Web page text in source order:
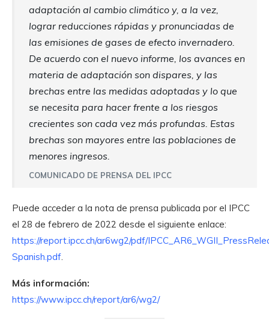
adaptación al cambio climático y, a la vez,
lograr reducciones rápidas y pronunciadas de
las emisiones de gases de efecto invernadero.
De acuerdo con el nuevo informe, los avances en
materia de adaptación son dispares, y las
brechas entre las medidas adoptadas y lo que
se necesita para hacer frente a los riesgos
crecientes son cada vez más profundas. Estas
brechas son mayores entre las poblaciones de
menores ingresos.
COMUNICADO DE PRENSA DEL IPCC
Puede acceder a la nota de prensa publicada por el IPCC
el 28 de febrero de 2022 desde el siguiente enlace:
https://report.ipcc.ch/ar6wg2/pdf/
Spanish.pdf
Más información:
https://www.ipcc.ch/report/ar6/wg2/